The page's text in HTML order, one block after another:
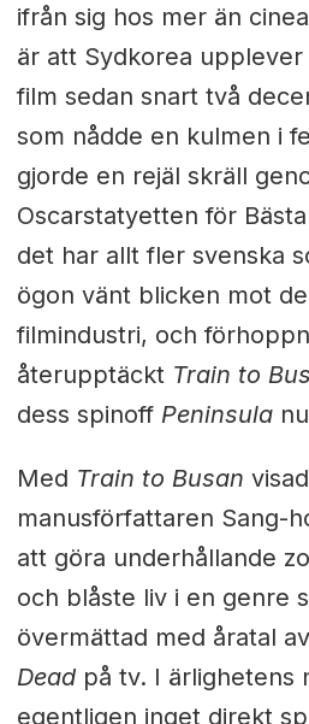
ifrån sig hos mer än
är att Sydkorea
film sedan snart två
som nådde en kulmen i
gjorde en rejäl skräll
Oscarstatyetten för
det har allt fler svenska
ögon vänt blicken mot
filmindustri, och
återupptäckt Train to
dess spinoff Peninsulanu
Med Train to Busan
manusförfattaren Sang-
att göra underhållande
och blåste liv i en genre
övermättad med åratal av
Deadpå tv. I ärlighetens
egentligen inget direkt